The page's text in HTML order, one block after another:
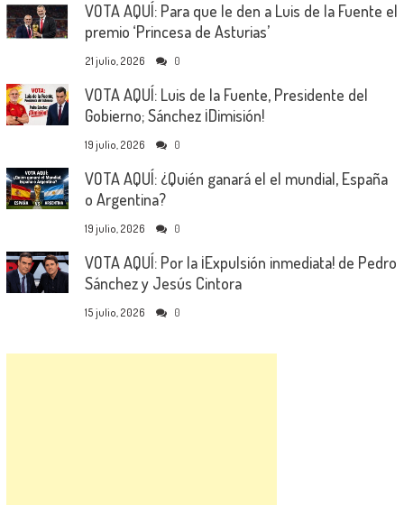
VOTA AQUÍ: Para que le den a Luis de la Fuente el
premio ‘Princesa de Asturias’
21 julio, 2026 0
VOTA AQUÍ: Luis de la Fuente, Presidente del
Gobierno; Sánchez ¡Dimisión!
19 julio, 2026 0
VOTA AQUÍ: ¿Quién ganará el el mundial, España
o Argentina?
19 julio, 2026 0
VOTA AQUÍ: Por la ¡Expulsión inmediata! de Pedro
Sánchez y Jesús Cintora
15 julio, 2026 0